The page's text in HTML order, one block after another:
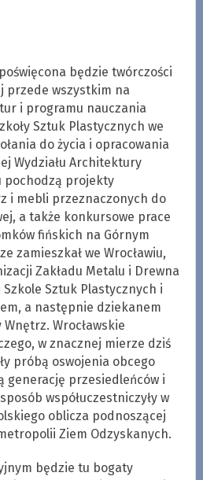
będzie twórczości
przede wszystkim na
i programu nauczania
Sztuk Plastycznych we
do życia i opracowania
Wydziału Architektury
pochodzą projekty
i mebli przeznaczonych do
a także konkursowe prace
fińskich na Górnym
zamieszkał we Wrocławiu,
Zakładu Metalu i Drewna
Szkole Sztuk Plastycznych i
a następnie dziekanem
Wrocławskie
w znacznej mierze dziś
próbą oswojenia obcego
generację przesiedleńców i
współuczestniczyły w
oblicza podnoszącej
Ziem Odzyskanych.
będzie tu bogaty